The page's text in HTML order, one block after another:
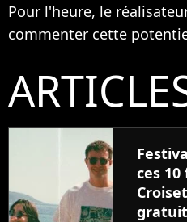
Pour l'heure, le
commenter cette
ces